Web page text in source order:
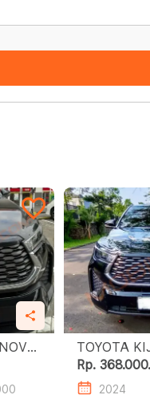
TOYOTA
ZENIX
Rp.
2024